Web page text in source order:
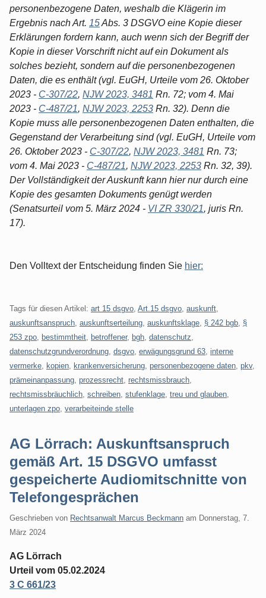
personenbezogene Daten, weshalb die Klägerin im
Ergebnis nach Art. 15Abs. 3 DSGVO eine Kopie dieser
Erklärungen fordern kann, auch wenn sich der Begriff der
Kopie in dieser Vorschrift nicht auf ein Dokument als
solches bezieht, sondern auf die personenbezogenen
Daten, die es enthält (vgl. EuGH, Urteile vom 26. Oktober
2023 - C-307/22, NJW 2023, 3481 Rn. 72; vom 4. Mai
2023 - C-487/21, NJW 2023, 2253 Rn. 32). Denn die
Kopie muss alle personenbezogenen Daten enthalten, die
Gegenstand der Verarbeitung sind (vgl. EuGH, Urteile vom
26. Oktober 2023 - C-307/22, NJW 2023, 3481 Rn. 73;
vom 4. Mai 2023 - C-487/21, NJW 2023, 2253 Rn. 32, 39).
Der Vollständigkeit der Auskunft kann hier nur durch eine
Kopie des gesamten Dokuments genügt werden
(Senatsurteil vom 5. März 2024 - VI ZR 330/21, juris Rn.
17).
Den Volltext der Entscheidung finden Sie hier:
Tags für diesen Artikel: art 15 dsgvo Art.15 dsgvo auskunft
auskunftsanspruch auskunftserteilung auskunftsklage § 242 bgb §
253 zpo
bestimmtheit betroffener, bgh datenschutz
datenschutzgrundverordnung dsgvo erwägungsgrund 63 interne
vermerke
kopien krankenversicherung personenbezogene daten pkv,
prämeinanpassung prozessrecht rechtsmissbrauch
rechtsmissbräuchlich schreiben stufenklage treu und glauben
unterlagen zpo verarbeiteinde stelle
AG Lörrach: Auskunftsanspruch
gemäß Art. 15 DSGVO umfasst
gespeicherte Audiomitschnitte von
Telefongesprächen
Geschrieben von Rechtsanwalt Marcus Beckmann am Donnerstag, 7.
März 2024
AG Lörrach
Urteil vom 05.02.2024
3 C 661/23